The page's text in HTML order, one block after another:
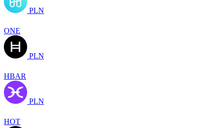
PLN
ONE
PLN
HBAR
PLN
HOT